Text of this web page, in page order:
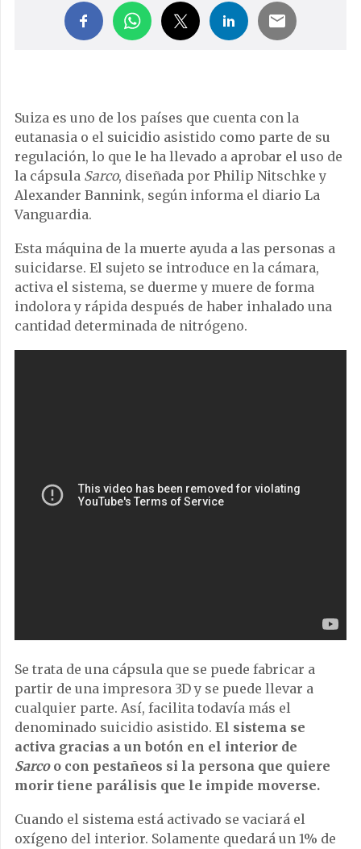
Suiza es uno de los países que cuenta con la
eutanasia o el suicidio asistido como parte de su
regulación, lo que le ha llevado a aprobar el uso de
la cápsula Sarco, diseñada por Philip Nitschke y
Alexander Bannink, según informa el diario La
Vanguardia.
Esta máquina de la muerte ayuda a las personas a
suicidarse. El sujeto se introduce en la cámara,
activa el sistema, se duerme y muere de forma
indolora y rápida después de haber inhalado una
cantidad determinada de nitrógeno.
Se trata de una cápsula que se puede fabricar a
partir de una impresora 3D y se puede llevar a
cualquier parte. Así, facilita todavía más el
denominado suicidio asistido. El sistema se
activa gracias a un botón en el interior de
Sarco o con pestañeos si la persona que quiere
morir tiene parálisis que le impide moverse.
Cuando el sistema está activado se vaciará el
oxígeno del interior. Solamente quedará un 1% de